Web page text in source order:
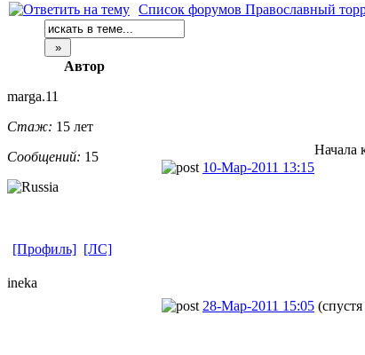
Список форумов Православный
Автор
marga.11
Стаж: 15 лет
Сообщений: 15
10-Мар-2011 13:15
Начала
[Профиль] [ЛС]
ineka
28-Мар-2011 15:05